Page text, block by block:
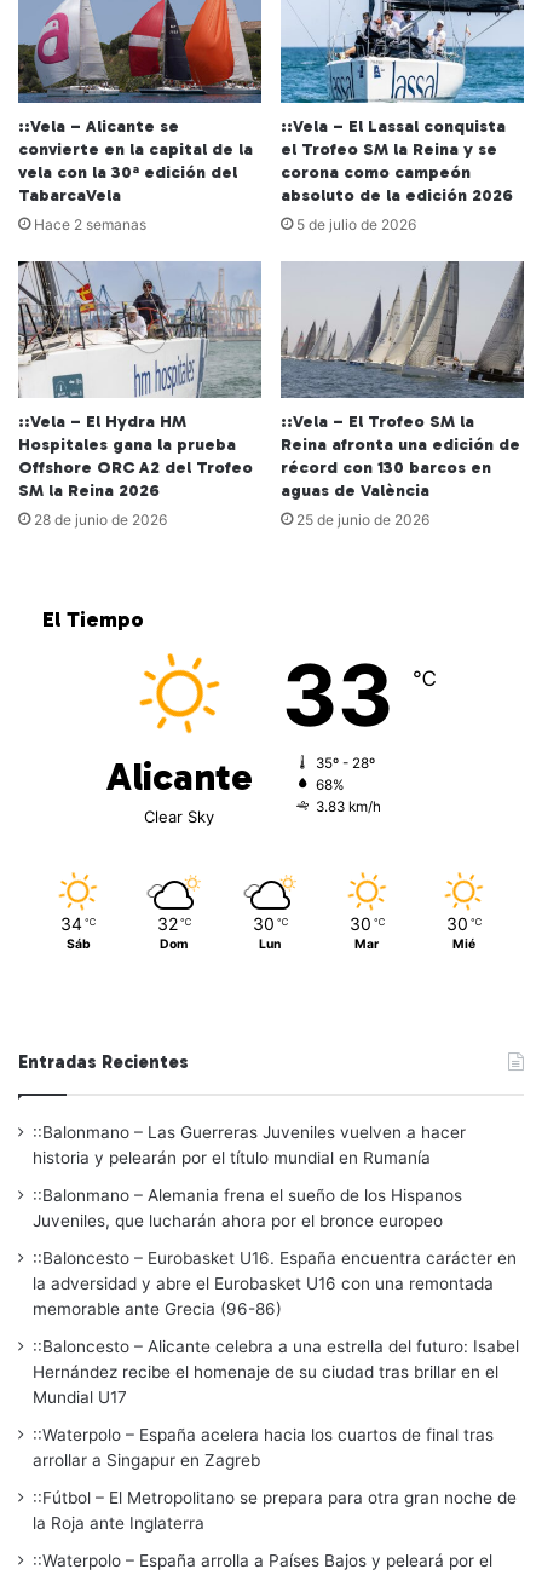
::Vela – Alicante se
convierte en la capital de la
vela con la 30ª edición del
TabarcaVela
Hace 2 semanas
::Vela – El Lassal conquista
el Trofeo SM la Reina y se
corona como campeón
absoluto de la edición 2026
5 de julio de 2026
::Vela – El Hydra HM
Hospitales gana la prueba
Offshore ORC A2 del Trofeo
SM la Reina 2026
28 de junio de 2026
::Vela – El Trofeo SM la
Reina afronta una edición de
récord con 130 barcos en
aguas de València
25 de junio de 2026
El Tiempo
Alicante
Clear Sky
33 ℃
35º - 28º
68%
3.83 km/h
34 ℃
Sáb
32 ℃
Dom
30 ℃
Lun
30 ℃
Mar
30 ℃
Mié
Entradas Recientes
::Balonmano – Las Guerreras Juveniles vuelven a hacer
historia y pelearán por el título mundial en Rumanía
::Balonmano – Alemania frena el sueño de los Hispanos
Juveniles, que lucharán ahora por el bronce europeo
::Baloncesto – Eurobasket U16. España encuentra carácter en
la adversidad y abre el Eurobasket U16 con una remontada
memorable ante Grecia (96-86)
::Baloncesto – Alicante celebra a una estrella del futuro: Isabel
Hernández recibe el homenaje de su ciudad tras brillar en el
Mundial U17
::Waterpolo – España acelera hacia los cuartos de final tras
arrollar a Singapur en Zagreb
::Fútbol – El Metropolitano se prepara para otra gran noche de
la Roja ante Inglaterra
::Waterpolo – España arrolla a Países Bajos y peleará por el